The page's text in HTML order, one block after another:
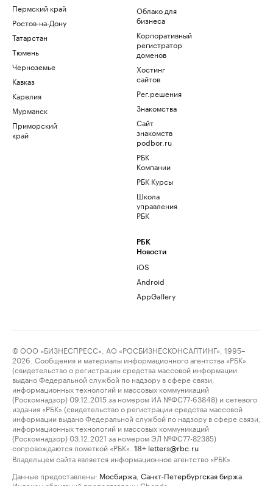
Пермский край
Ростов-на-Дону
Татарстан
Тюмень
Черноземье
Кавказ
Карелия
Мурманск
Приморский
край
Облако для
бизнеса
Корпоративный
регистратор
доменов
Хостинг
сайтов
Рег.решения
Знакомства
Сайт
знакомств
podbor.ru
РБК
Компании
РБК Курсы
Школа
управления
РБК
РБК
Новости
iOS
Android
AppGallery
© ООО «БИЗНЕСПРЕСС», АО «РОСБИЗНЕСКОНСАЛТИНГ», 1995–
2026. Сообщения и материалы информационного агентства «РБК»
(свидетельство о регистрации средства массовой информации
выдано Федеральной службой по надзору в сфере связи,
информационных технологий и массовых коммуникаций
(Роскомнадзор) 09.12.2015 за номером ИА №ФС77-63848) и сетевого
издания «РБК» (свидетельство о регистрации средства массовой
информации выдано Федеральной службой по надзору в сфере связи,
информационных технологий и массовых коммуникаций
(Роскомнадзор) 03.12.2021 за номером ЭЛ №ФС77-82385)
сопровождаются пометкой «РБК».
18+ letters@rbc.ru
Владельцем сайта является информационное агентство «РБК».
Данные предоставлены: Мосбиржа Санкт-Петербургская биржа